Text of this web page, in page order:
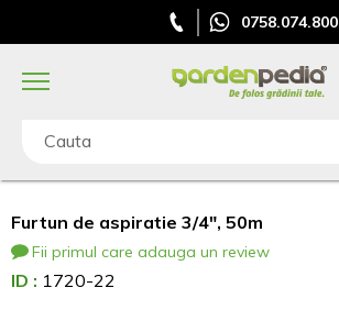
0758.074.800
Cauta
Furtun de aspiratie 3/4", 50m
Fii primul care adauga un review
ID : 1720-22